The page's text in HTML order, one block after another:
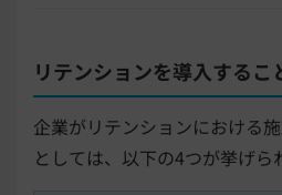
リテンションを導入するこ
企業がリテンションにおける
としては、以下の4つが挙げら